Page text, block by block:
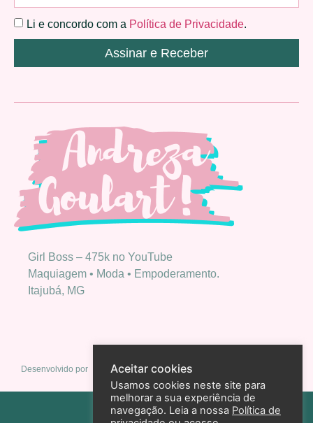
Girl Boss – 475k no YouTube
Maquiagem • Moda • Empoderamento.
Itajubá, MG
Li e concordo com a Política de Privacidade.
Assinar e Receber
Desenvolvido por
Política de privacidade
Aceitar cookies
Usamos cookies neste site para
melhorar a sua experiência de
navegação. Leia a nossa Política de